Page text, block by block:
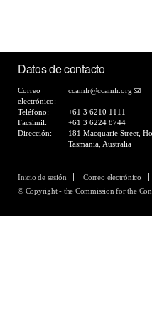
Datos de contacto
Correo
electrónico:
ccamlr@ccamlr.org
Teléfono:
+61 3 6210 1111
Facsímil:
+61 3 6224 8744
Dirección:
181 Macquarie Street,
Tasmania, Australia
Inicio de sesión Correo electrónico
© Copyright - the Commission for the